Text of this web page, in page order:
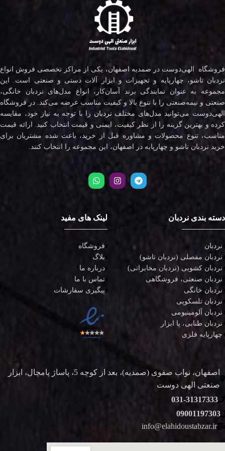
فروشگاه الهی‌دوست در صمدیه اصفهان، یکی از مراکز تخصصی فروش انواع
نردبان تاشو، چهارپایه و تجهیزات و ابزار آلات دستی و صنعتی است. این
مجموعه به عنوان نمایندگی برند آسان‌کار، انواع مدل‌های نردبان خانگی،
صنعتی و نیمه‌صنعتی را با تنوع بالا و کیفیت مناسب عرضه می‌کند. در فروشگاه
الهی‌دوست می‌توانید مدل‌های مختلف نردبان را با توجه به نیاز خود، مقایسه
کرده و بهترین گزینه را از نظر کیفیت، ایمنی و قیمت انتخاب کنید. ارائه قیمت
مناسب، تنوع محصولات و مشاوره قبل از خرید، باعث شده مشتریان برای
خرید نردبان تاشو و چهارپایه در اصفهان، این مجموعه را انتخاب کنند.
دسته بندی نردبان
نردبان
نردبان مفصلی (نردبان تاشو)
نردبان کشویی (نردبان مخابراتی)
نردبان صنعتی، فروشگاهی
نردبان خانگی
نردبان تلسکوپی
نردبان آلومینیومی
نردبان طنابی، پا ابزار
چهارپایه فلزی
لینک های مفید
فروشگاه
بلاگ
درباره ما
تماس با ما
پیگیری سفارشات
اصفهان، نواب صفوی (صمدیه)، بعد از کوچه 5، پاساژ پامچال، ابزار
صنعتی الهی دوست
031-31317333
09001197303
info@elahidoustabzar.ir